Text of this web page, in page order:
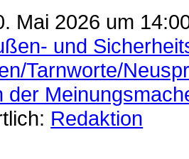
Mai 2026 um
und
Tarnworte/
der
Redaktion